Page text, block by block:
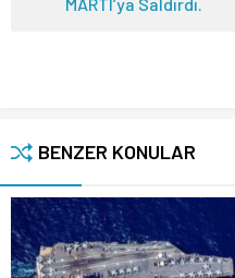
BENZER KONULAR